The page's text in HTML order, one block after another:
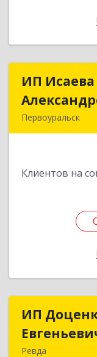
ИП Исаева
Первоуральск
Клиентов на
ИП
Ревда